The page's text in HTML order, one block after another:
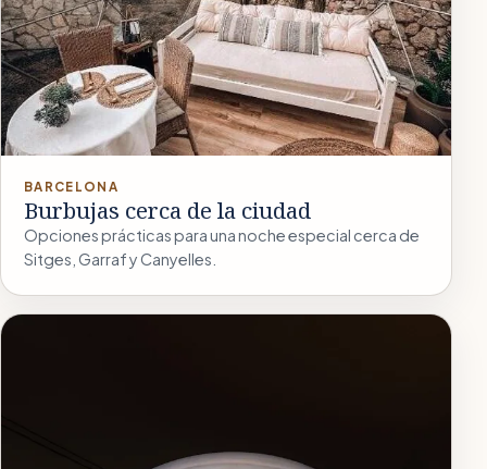
BARCELONA
Burbujas cerca de la ciudad
Opciones prácticas para una noche especial cerca de
Sitges, Garraf y Canyelles.